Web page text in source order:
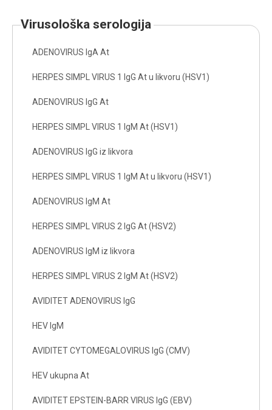
virusološka serologija
ADENOVIRUS IgA At
HERPES SIMPL VIRUS 1 IgG At u likvoru (HSV1)
ADENOVIRUS IgG At
HERPES SIMPL VIRUS 1 IgM At (HSV1)
ADENOVIRUS IgG iz likvora
HERPES SIMPL VIRUS 1 IgM At u likvoru (HSV1)
ADENOVIRUS IgM At
HERPES SIMPL VIRUS 2 IgG At (HSV2)
ADENOVIRUS IgM iz likvora
HERPES SIMPL VIRUS 2 IgM At (HSV2)
AVIDITET ADENOVIRUS IgG
HEV IgM
AVIDITET CYTOMEGALOVIRUS IgG (CMV)
HEV ukupna At
AVIDITET EPSTEIN-BARR VIRUS IgG (EBV)